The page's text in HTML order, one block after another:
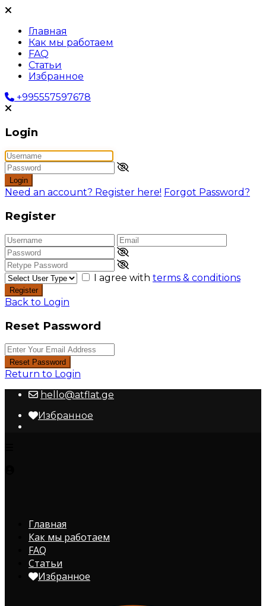
Главная
Как мы работаем
FAQ
Статьи
Избранное
+995557597678
Login
Login
Need an account? Register here! Forgot Password?
Register
I agree with terms & conditions
Register
Back to Login
Reset Password
Reset Password
Return to Login
hello@atflat.ge
Избранное
Главная
Как мы работаем
FAQ
Статьи
Избранное